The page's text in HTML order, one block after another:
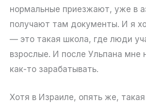
нормальные приезжают, уже в
получают там документы. И я
— это такая школа, где люди
взрослые. И после Ульпана мне
как-то зарабатывать.
Хотя в Израиле, опять же,